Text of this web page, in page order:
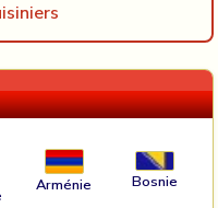
Arménie Bosnie